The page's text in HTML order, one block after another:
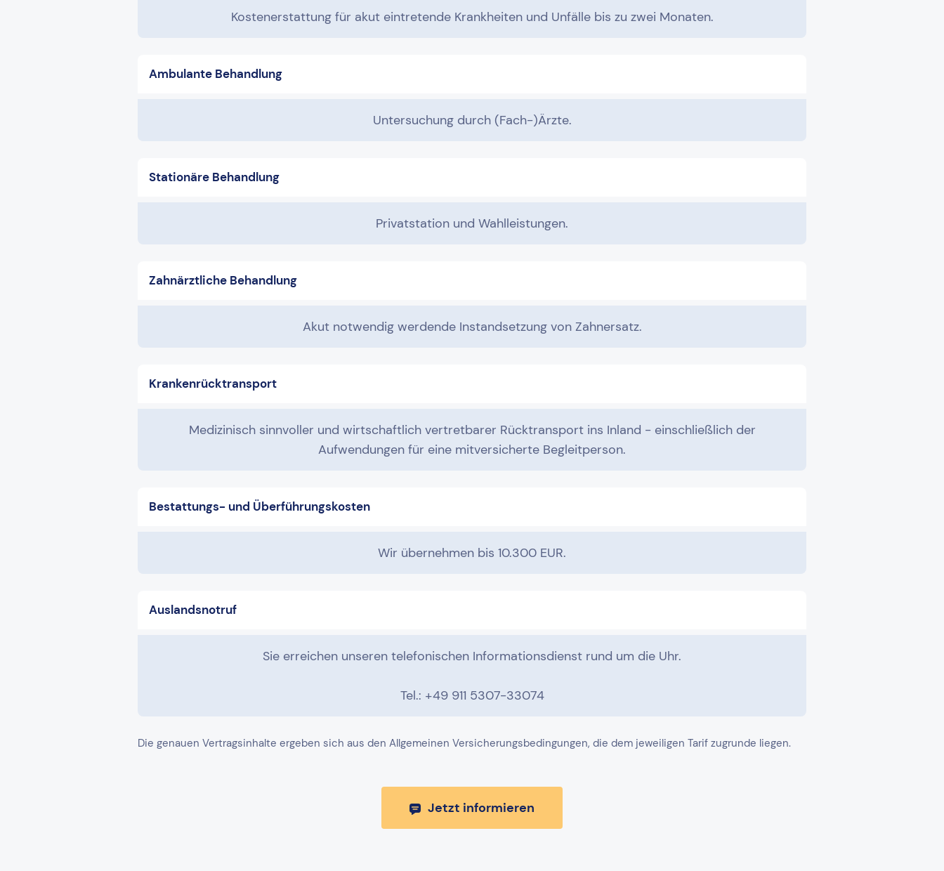
Kostenerstattung für akut eintretende Krankheiten und Unfälle bis zu zwei Monaten.
Ambulante Behandlung
Untersuchung durch (Fach-)Ärzte.
Stationäre Behandlung
Privatstation und Wahlleistungen.
Zahnärztliche Behandlung
Akut notwendig werdende Instandsetzung von Zahnersatz.
Krankenrücktransport
Medizinisch sinnvoller und wirtschaftlich vertretbarer Rücktransport ins Inland - einschließlich der
Aufwendungen für eine mitversicherte Begleitperson.
Bestattungs- und Überführungskosten
Wir übernehmen bis 10.300 EUR.
Auslandsnotruf
Sie erreichen unseren telefonischen Informationsdienst rund um die Uhr.
Tel.: +49 911 5307-33074
Die genauen Vertragsinhalte ergeben sich aus den Allgemeinen Versicherungsbedingungen, die dem jeweiligen Tarif zugrunde liegen.
Jetzt informieren